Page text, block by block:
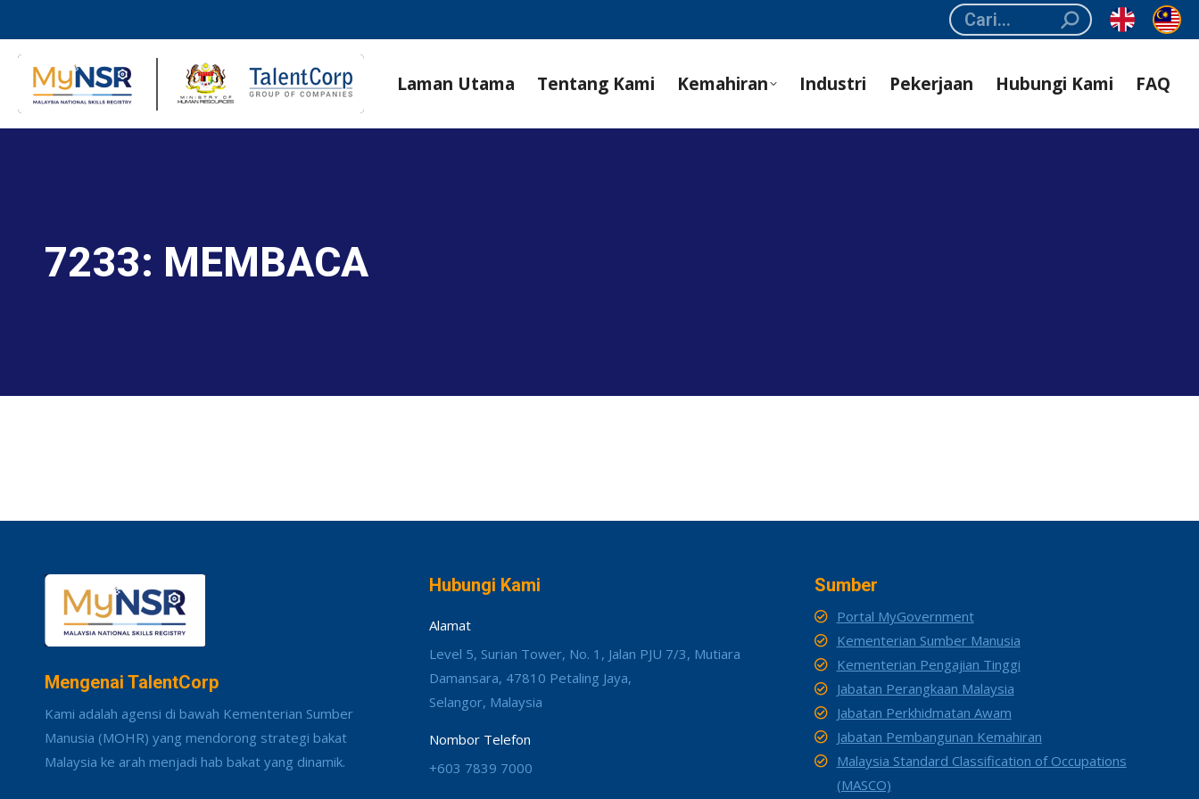
Search:
Laman Utama Tentang Kami Kemahiran Industri Pekerjaan Hubungi Kami FAQ
7233: MEMBACA
Mengenai TalentCorp
Kami adalah agensi di bawah Kementerian Sumber
Manusia (MOHR) yang mendorong strategi bakat
Malaysia ke arah menjadi hab bakat yang dinamik.
Hubungi Kami
Alamat
Level 5, Surian Tower, No. 1, Jalan PJU 7/3, Mutiara
Damansara, 47810 Petaling Jaya,
Selangor, Malaysia
Nombor Telefon
+603 7839 7000
Sumber
Portal MyGovernment
Kementerian Sumber Manusia
Kementerian Pengajian Tinggi
Jabatan Perangkaan Malaysia
Jabatan Perkhidmatan Awam
Jabatan Pembangunan Kemahiran
Malaysia Standard Classification of Occupations
(MASCO)